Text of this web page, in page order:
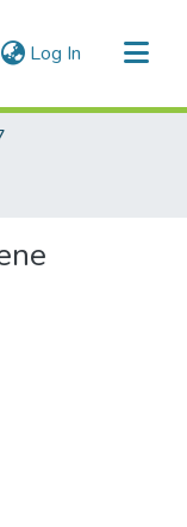
Log In (current)